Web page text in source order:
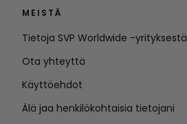
MEISTÄ
Tietoja SVP Worldwide -yrityksestä
Ota yhteyttä
Käyttöehdot
Älä jaa henkilökohtaisia tietojani